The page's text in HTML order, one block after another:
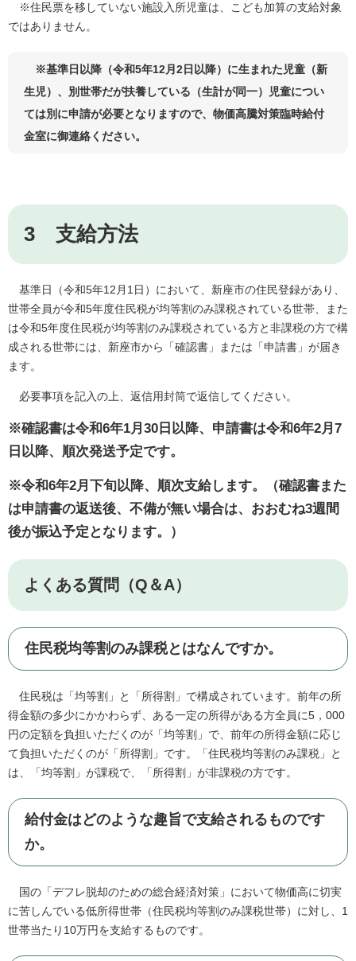
※住民票を移していない施設入所児童は、こども加算の支給対象
ではありません。​
※基準日以降（令和5年12月2日以降）に生まれた児童（新
生児）、別世帯だが扶養している（生計が同一）児童につい
ては別に申請が必要となりますので、物価高騰対策臨時給付
金室に御連絡ください。​
3 支給方法
基準日（令和5年12月1日）において、新座市の住民登録があり、
世帯全員が令和5年度住民税が均等割のみ課税されている世帯、また
は令和5年度住民税が均等割のみ課税されている方と非課税の方で構
成される世帯には、新座市から「確認書」または「申請書」が届き
ます。
必要事項を記入の上、返信用封筒で返信してください。
※確認書は令和6年1月30日以降、申請書は令和6年2月7
日以降、順次発送予定です。
※令和6年2月下旬以降、順次支給します。（確認書また
は申請書の返送後、不備が無い場合は、おおむね3週間
後が振込予定となります。）
よくある質問（Q＆A）
住民税均等割のみ課税とはなんですか。
住民税は「均等割」と「所得割」で構成されています。前年の所
得金額の多少にかかわらず、ある一定の所得がある方全員に5，000
円の定額を負担いただくのが「均等割」で、前年の所得金額に応じ
て負担いただくのが「所得割」です。「住民税均等割のみ課税」と
は、「均等割」が課税で、「所得割」が非課税の方です。
給付金はどのような趣旨で支給されるものです
か。
国の「デフレ脱却のための総合経済対策」において物価高に切実
に苦しんでいる低所得世帯（住民税均等割のみ課税世帯）に対し、1
世帯当たり10万円を支給するものです。